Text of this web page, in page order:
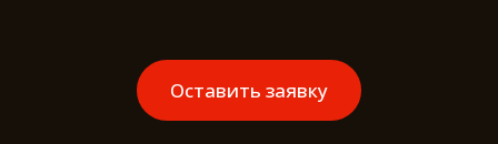
Оставить заявку